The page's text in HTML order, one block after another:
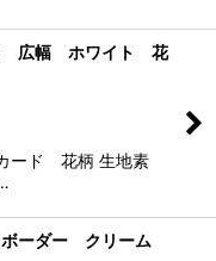
広幅 ホワイト 花
ード 花柄 生地素
ーダー クリーム